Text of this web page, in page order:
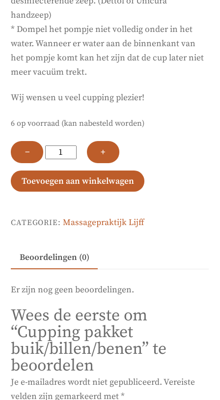
handzeep)
* Dompel het pompje niet volledig onder in het
water. Wanneer er water aan de binnenkant van
het pompje komt kan het zijn dat de cup later niet
meer vacuüm trekt.
Wij wensen u veel cupping plezier!
6 op voorraad (kan nabesteld worden)
−
Cupping
pakket
buik/billen/benen
aantal
+
Toevoegen aan winkelwagen
CATEGORIE:Massagepraktijk Lijff
Beoordelingen (0)
Er zijn nog geen beoordelingen.
Wees de eerste om
“Cupping pakket
buik/billen/benen” te
beoordelen
Je e-mailadres wordt niet gepubliceerd. Vereiste
velden zijn gemarkeerd met*